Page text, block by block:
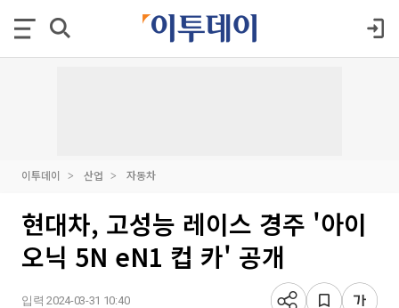
이투데이 산업 자동차
현대차, 고성능 레이스 경주 '아이
오닉 5N eN1 컵 카' 공개
입력 2024-03-31 10:40